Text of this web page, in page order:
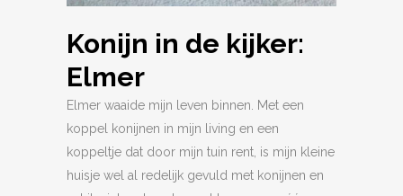
Konijn in de kijker:
Elmer
Elmer waaide mijn leven binnen. Met een
koppel konijnen in mijn living en een
koppeltje dat door mijn tuin rent, is mijn kleine
huisje wel al redelijk gevuld met konijnen en